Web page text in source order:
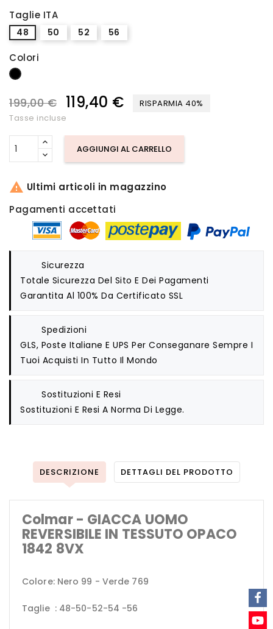
Taglie ITA
48 50 52 56
Colori
Nero
199,00 € 119,40 €
RISPARMIA 40%
Tasse incluse
AGGIUNGI AL CARRELLO
 Ultimi articoli in magazzino
Pagamenti accettati
Sicurezza
Totale Sicurezza Del Sito E Dei Pagamenti
Garantita Al 100% Da Certificato SSL
Spedizioni
GLS, Poste Italiane E UPS Per Conseganare Sempre I
Tuoi Acquisti In Tutto Il Mondo
Sostituzioni E Resi
Sostituzioni E Resi A Norma Di Legge.
DESCRIZIONE DETTAGLI DEL PRODOTTO
Colmar - GIACCA UOMO
REVERSIBILE IN TESSUTO OPACO
1842 8VX
Colore: Nero 99 - Verde 769
Taglie : 48-50-52-54 -56